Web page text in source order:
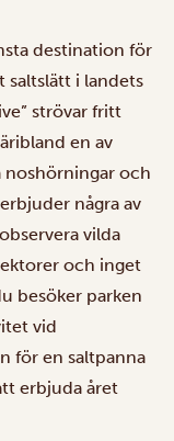
destination för
saltslätt i landets
strövar fritt
en av
noshörningar och
några av
vilda
och inget
besöker parken
vid
för en saltpanna
erbjuda året